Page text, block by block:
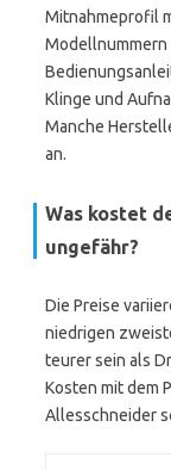
Mitnahmeprofil
Klinge und
Manche
an.
Was kostet
ungefähr?
Die Preise
niedrigen
teurer sein als
Kosten mit dem
Allesschneider